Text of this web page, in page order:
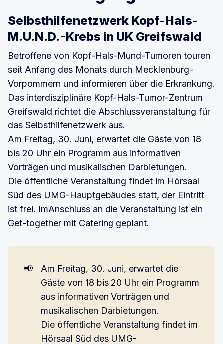
Selbsthilfenetzwerk Kopf-Hals-
M.U.N.D.-Krebs in UK Greifswald
Betroffene von Kopf-Hals-Mund-Tumoren touren
seit Anfang des Monats durch Mecklenburg-
Vorpommern und informieren über die Erkrankung.
Das interdisziplinäre Kopf-Hals-Tumor-Zentrum
Greifswald richtet die Abschlussveranstaltung für
das Selbsthilfenetzwerk aus.
Am Freitag, 30. Juni, erwartet die Gäste von 18
bis 20 Uhr ein Programm aus informativen
Vorträgen und musikalischen Darbietungen.
Die öffentliche Veranstaltung findet im Hörsaal
Süd des UMG-Hauptgebäudes statt, der Eintritt
ist frei. ImAnschluss an die Veranstaltung ist ein
Get-together mit Catering geplant.
📢
Am Freitag, 30. Juni, erwartet die
Gäste von 18 bis 20 Uhr ein Programm
aus informativen Vorträgen und
musikalischen Darbietungen.
Die öffentliche Veranstaltung findet im
Hörsaal Süd des UMG-